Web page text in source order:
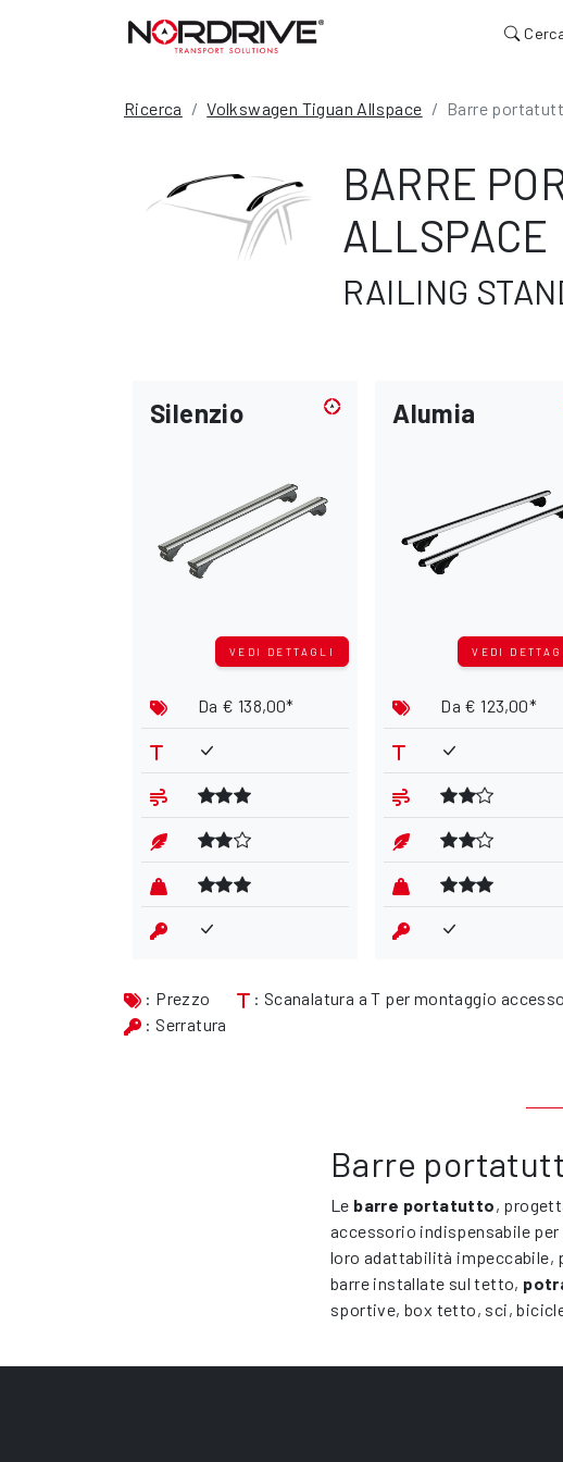
Ricerca Volkswagen Tiguan Allspace Barre
BARRE
ALLSPACE
RAILING
Silenzio
VEDI DETTAGLI
Da € 138,00*
Alumia
VEDI
Da € 123,00*
: Prezzo : Scanalatura a T per montaggio
: Serratura
Barre
Le barre portatutto,
accessorio indispensabile
loro adattabilità impeccabile,
barre installate sul tetto,
sportive, box tetto, sci,